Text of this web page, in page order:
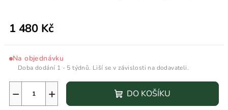
1 480 Kč
Na objednávku
Doba dodání 1 - 5 týdnů. Liší se v závislosti na dodavateli.
+
− DO KOŠÍKU